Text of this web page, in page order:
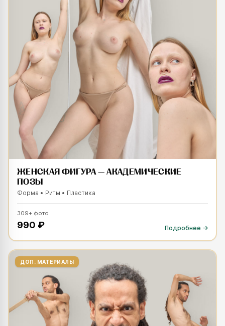
ЖЕНСКАЯ ФИГУРА — АКАДЕМИЧЕСКИЕ
ПОЗЫ
Форма • Ритм • Пластика
309+ фото
990 ₽ Подробнее →
ДОП. МАТЕРИАЛЫ